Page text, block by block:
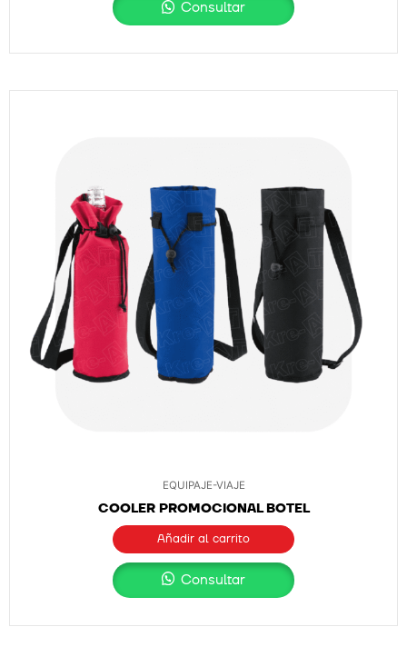
Consultar
EQUIPAJE-VIAJE
COOLER PROMOCIONAL BOTEL
Añadir al carrito
Consultar